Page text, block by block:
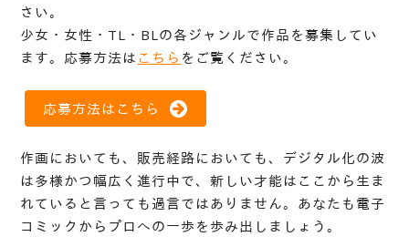
さい。
少女・女性・TL・BLの各ジャンルで作品を募集してい
ます。応募方法は こちら をご覧ください。
応募方法はこちら
作画においても、販売経路においても、デジタル化の波
は多様かつ幅広く進行中で、新しい才能はここから生ま
れていると言っても過言ではありません。あなたも電子
コミックからプロへの一歩を歩み出しましょう。